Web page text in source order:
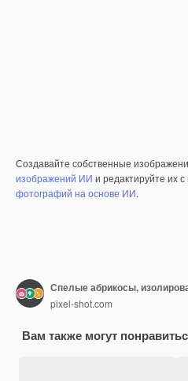
Создавайте собственные
изображений ИИ и редактируйте их
фотографий на основе ИИ.
Спелые абрикосы,
pixel-shot.com
Вам также могут